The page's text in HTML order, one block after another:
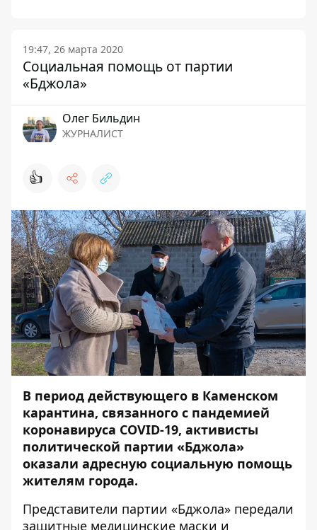
19:47, 26 марта 2020
Социальная помощь от партии
«Бджола»
Олег Бильдин
ЖУРНАЛИСТ
👍
В период действующего в Каменском
карантина, связанного с пандемией
коронавируса COVID-19, активисты
политической партии «Бджола»
оказали адресную социальную помощь
жителям города.
Представители партии «Бджола» передали
защитные медицинские маски и